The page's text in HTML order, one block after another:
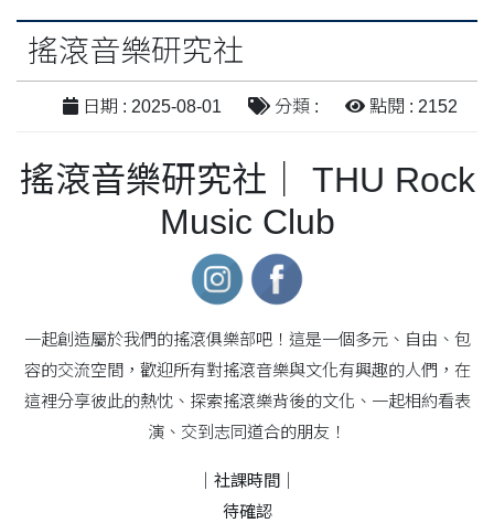
搖滾音樂研究社
日期 : 2025-08-01 分類 : 點閱 : 2152
搖滾音樂研究社｜
THU Rock
Music Club
一起創造屬於我們的搖滾俱樂部吧！這是一個多元、自由、包
容的交流空間，歡迎所有對搖滾音樂與文化有興趣的人們，在
這裡分享彼此的熱忱、探索搖滾樂背後的文化、一起相約看表
演、交到志同道合的朋友！
｜社課時間｜
待確認